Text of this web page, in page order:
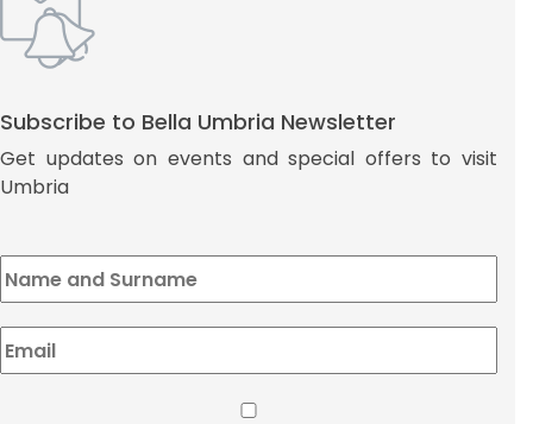
Subscribe to Bella Umbria Newsletter
Get updates on events and special offers to visit
Umbria